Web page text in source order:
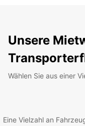
Unsere
Wählen Sie aus einer
Eine Vielzahl an